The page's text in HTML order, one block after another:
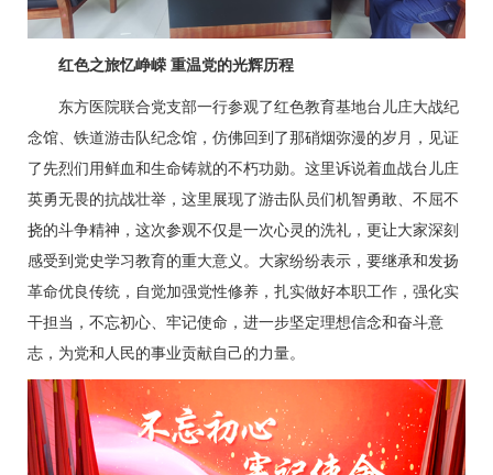
红色之旅忆峥嵘 重温党的光辉历程
东方医院联合党支部一行参观了红色教育基地台儿庄大战纪
念馆、铁道游击队纪念馆，仿佛回到了那硝烟弥漫的岁月，见证
了先烈们用鲜血和生命铸就的不朽功勋。这里诉说着血战台儿庄
英勇无畏的抗战壮举，这里展现了游击队员们机智勇敢、不屈不
挠的斗争精神，这次参观不仅是一次心灵的洗礼，更让大家深刻
感受到党史学习教育的重大意义。大家纷纷表示，要继承和发扬
革命优良传统，自觉加强党性修养，扎实做好本职工作，强化实
干担当，不忘初心、牢记使命，进一步坚定理想信念和奋斗意
志，为党和人民的事业贡献自己的力量。